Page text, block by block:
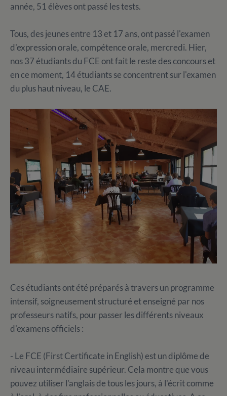
année, 51 élèves ont passé les tests.
Tous, des jeunes entre 13 et 17 ans, ont passé l'examen
d'expression orale, compétence orale, mercredi. Hier,
nos 37 étudiants du FCE ont fait le reste des concours et
en ce moment, 14 étudiants se concentrent sur l'examen
du plus haut niveau, le CAE.
Ces étudiants ont été préparés à travers un programme
intensif, soigneusement structuré et enseigné par nos
professeurs natifs, pour passer les différents niveaux
d'examens officiels :
- Le FCE (First Certificate in English) est un diplôme de
niveau intermédiaire supérieur. Cela montre que vous
pouvez utiliser l'anglais de tous les jours, à l'écrit comme